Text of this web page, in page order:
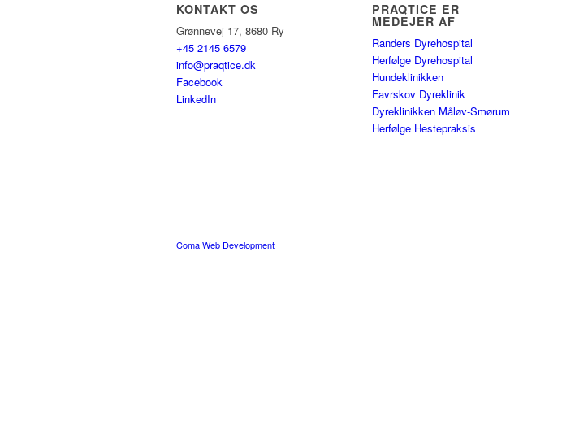
KONTAKT OS
Grønnevej 17, 8680 Ry
+45 2145 6579
info@praqtice.dk
Facebook
LinkedIn
PRAQTICE ER
MEDEJER AF
Randers Dyrehospital
Herfølge Dyrehospital
Hundeklinikken
Favrskov Dyreklinik
Dyreklinikken Måløv-Smørum
Herfølge Hestepraksis
Coma Web Development